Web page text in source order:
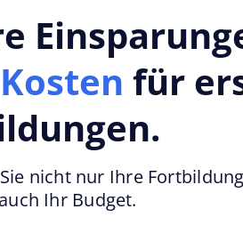
für
nicht nur Ihre
Ihr Budget.